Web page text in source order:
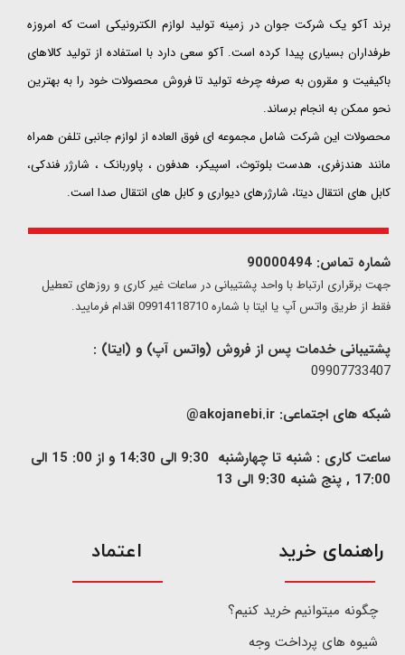
​​​​​​​برند آکو یک شرکت جوان در زمینه تولید لوازم الکترونیکی است که امروزه
طرفداران بسیاری پیدا کرده است. آکو سعی دارد با استفاده از تولید کالاهای
باکیفیت و مقرون به صرفه چرخه تولید تا فروش محصولات خود را به بهترین
نحو ممکن به انجام برساند.
محصولات این شرکت شامل مجموعه ای فوق العاده از لوازم جانبی تلفن همراه
مانند هندزفری، هدست بلوتوث، اسپیکر، هدفون ، پاوربانک ، شارژر فندکی،
کابل های انتقال دیتا، شارژرهای دیواری و کابل های انتقال صدا است.
شماره تماس: 90000494
​​جهت برقراری ارتباط با واحد پشتیبانی در ساعات غیر کاری و روزهای تعطیل
فقط از طریق واتس آپ یا ایتا با شماره 09914118710 اقدام فرمایید.
پشتیبانی خدمات پس از فروش (واتس آپ) و (ایتا) :
09907733407
شبکه های اجتماعی: akojanebi.ir@
ساعت کاری : شنبه تا چهارشنبه 9:30 الی 14:30 و از 00: 15 الی
17:00 , پنج شنبه 9:30 الی 13
​راهنمای خرید
چگونه میتوانیم خرید کنیم؟
شیوه های پرداخت وجه
اعتماد